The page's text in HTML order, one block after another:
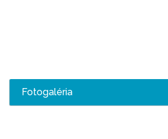
Fotogaléria